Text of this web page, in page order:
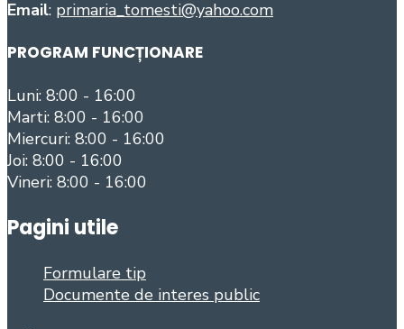
Email: primaria_tomesti@yahoo.com
PROGRAM FUNCȚIONARE
Luni: 8:00 - 16:00
Marti: 8:00 - 16:00
Miercuri: 8:00 - 16:00
Joi: 8:00 - 16:00
Vineri: 8:00 - 16:00
Pagini utile
Formulare tip
Documente de interes public